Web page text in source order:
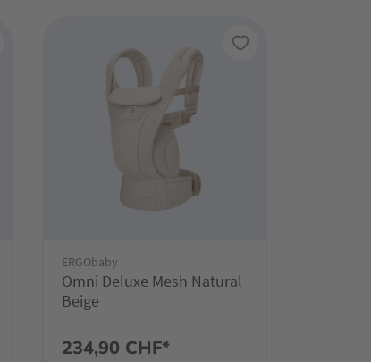
ERGObaby
Omni Deluxe Mesh Natural
Beige
234,90 CHF*